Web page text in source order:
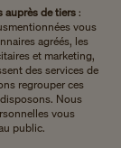
auprès de tiers:
vous
agréés, les
et marketing,
des services de
regrouper ces
Nous
vous
public.